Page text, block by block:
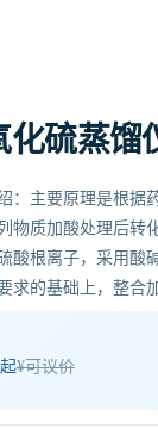
化硫蒸馏
：主要原理是根据
物质加酸处理后转
酸根离子，采用酸
求的基础上，整合
起¥可议价